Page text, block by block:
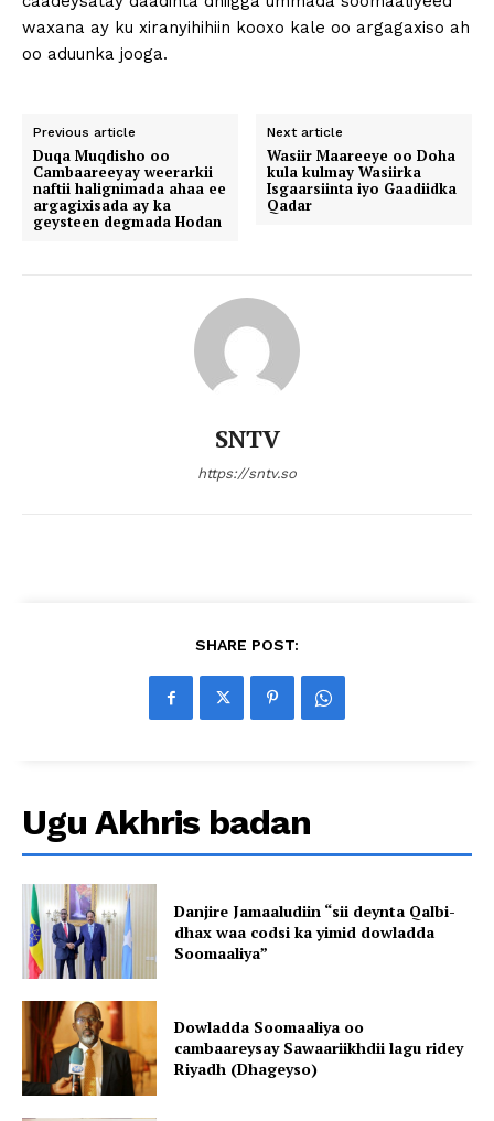
waxana ay ku xiranyihihiin kooxo kale oo argagaxiso ah
oo aduunka jooga.
Previous article
Duqa Muqdisho oo
Cambaareeyay weerarkii
naftii halignimada ahaa ee
argagixisada ay ka
geysteen degmada Hodan
Next article
Wasiir Maareeye oo Doha
kula kulmay Wasiirka
Isgaarsiinta iyo Gaadiidka
Qadar
SNTV
https://sntv.so
SHARE POST:
Ugu Akhris badan
Danjire Jamaaludiin “sii deynta Qalbi-
dhax waa codsi ka yimid dowladda
Soomaaliya”
Dowladda Soomaaliya oo
cambaareysay Sawaariikhdii lagu ridey
Riyadh (Dhageyso)